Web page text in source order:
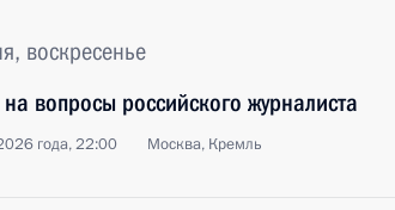
воскресенье
вопросы российского журналиста
года, 22:00 Москва, Кремль